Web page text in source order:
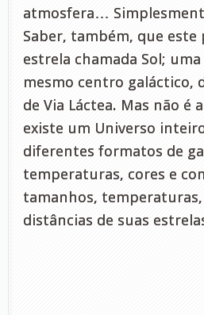
atmosfera…
Saber, também, que
estrela chamada Sol;
mesmo centro galáctico,
de Via Láctea. Mas não é
existe um Universo
diferentes formatos de
temperaturas, cores e
tamanhos,
distâncias de suas